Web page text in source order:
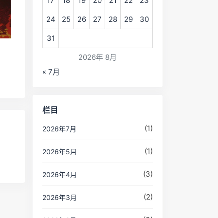
2026年 8月
24 25 26 27 28 29 30
31
« 7月
栏目
2026年7月 (1)
2026年5月 (1)
2026年4月 (3)
2026年3月 (2)